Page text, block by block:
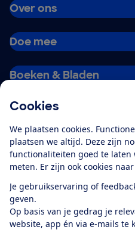
Cookies
We plaatsen cookies.
plaatsen we altijd. Deze zijn
functionaliteiten goed te laten
meten. Er zijn ook cookies
Je gebruikservaring of
geven.
Op basis van je gedrag je
website, app én via e-mails te
Over ons
Doe mee
Boeken & Bladen
Alles over de
app
Algemene Voorwaarden